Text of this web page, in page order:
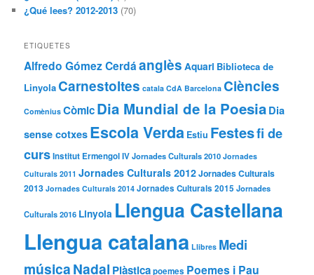
¿Qué lees? 2012-2013 (70)
ETIQUETES
Alfredo Gómez Cerdáanglès Aquari Biblioteca de
Linyola Carnestoltes catala CdA Barcelona Ciències
Comènius CòmicDia Mundial de la Poesia Dia
sense cotxes Escola Verda Estiu Festesfi de
cursInstitut Ermengol IVJornades Culturals 2010 Jornades
Culturals 2011 Jornades Culturals 2012Jornades Culturals
2013 Jornades Culturals 2014 Jornades Culturals 2015 Jornades
Culturals 2016 Linyola Llengua Castellana
Llengua catalana Llibres Medi
músicaNadal Plàsticapoemes Poemes i Pau